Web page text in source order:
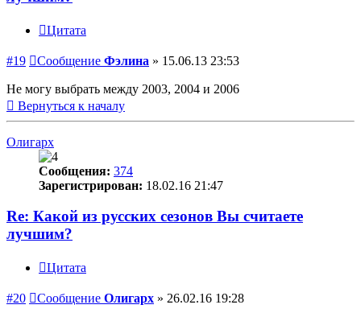
Цитата
#19 Сообщение Фэлина » 15.06.13 23:53
Не могу выбрать между 2003, 2004 и 2006
Вернуться к началу
Олигарх
Сообщения: 374
Зарегистрирован: 18.02.16 21:47
Re: Какой из русских сезонов Вы считаете
лучшим?
Цитата
#20 Сообщение Олигарх » 26.02.16 19:28